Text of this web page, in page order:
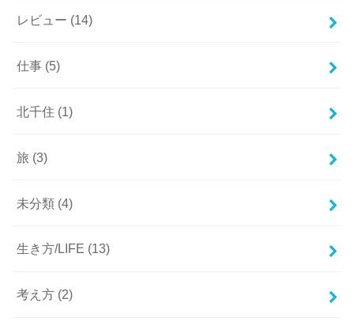
レビュー (14)
仕事 (5)
北千住 (1)
旅 (3)
未分類 (4)
生き方/LIFE (13)
考え方 (2)